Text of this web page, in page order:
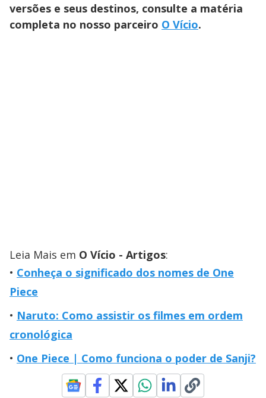
versões e seus destinos, consulte a matéria
completa no nosso parceiro O Vício.
Leia Mais em O Vício - Artigos:
Conheça o significado dos nomes de One
Piece
Naruto: Como assistir os filmes em ordem
cronológica
One Piece | Como funciona o poder de Sanji?